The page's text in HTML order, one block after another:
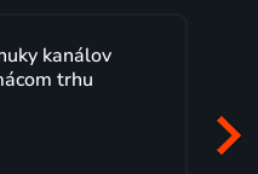
niekoľko
a možnosť